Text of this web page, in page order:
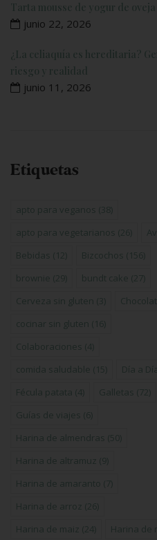
Tarta mousse de yogur de
junio 22, 2026
¿La celiaquía es hereditaria?
riesgo y realidad
junio 11, 2026
Etiquetas
apto para veganos (38)
apto para vegetarianos (26)
Bebidas (12) Bizcochos (156)
brownie (29) bundt cake (27)
Cerveza sin gluten (3)
cocinar sin gluten (16)
Colaboraciones (4)
comida saludable (15) Día a
Fécula patata (4) Galletas (72)
Guías de viajes (6)
Harina de almendras (50)
Harina de altramuz (9)
Harina de amaranto (7)
Harina de arroz (26)
Harina de maiz (24) Harina de